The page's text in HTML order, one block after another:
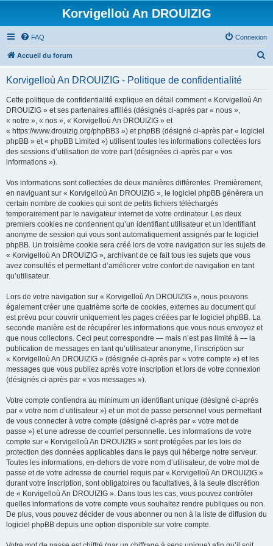
Korvigelloù An DROUIZIG
FAQ Connexion
Accueil du forum
Korvigelloù An DROUIZIG - Politique de confidentialité
Cette politique de confidentialité explique en détail comment « Korvigelloù An
DROUIZIG » et ses partenaires affiliés (désignés ci-après par « nous »,
« notre », « nos », « Korvigelloù An DROUIZIG » et
« https://www.drouizig.org/phpBB3 ») et phpBB (désigné ci-après par « logiciel
phpBB » et « phpBB Limited ») utilisent toutes les informations collectées lors
des sessions d’utilisation de votre part (désignées ci-après par « vos
informations »).
Vos informations sont collectées de deux manières différentes. Premièrement,
en naviguant sur « Korvigelloù An DROUIZIG », le logiciel phpBB génèrera un
certain nombre de cookies qui sont de petits fichiers téléchargés
temporairement par le navigateur internet de votre ordinateur. Les deux
premiers cookies ne contiennent qu’un identifiant utilisateur et un identifiant
anonyme de session qui vous sont automatiquement assignés par le logiciel
phpBB. Un troisième cookie sera créé lors de votre navigation sur les sujets de
« Korvigelloù An DROUIZIG », archivant de ce fait tous les sujets que vous
avez consultés et permettant d’améliorer votre confort de navigation en tant
qu’utilisateur.
Lors de votre navigation sur « Korvigelloù An DROUIZIG », nous pouvons
également créer une quatrième sorte de cookies, externes au document qui
est prévu pour couvrir uniquement les pages créées par le logiciel phpBB. La
seconde manière est de récupérer les informations que vous nous envoyez et
que nous collectons. Ceci peut correspondre — mais n’est pas limité à — la
publication de messages en tant qu’utilisateur anonyme, l’inscription sur
« Korvigelloù An DROUIZIG » (désignée ci-après par « votre compte ») et les
messages que vous publiez après votre inscription et lors de votre connexion
(désignés ci-après par « vos messages »).
Votre compte contiendra au minimum un identifiant unique (désigné ci-après
par « votre nom d’utilisateur ») et un mot de passe personnel vous permettant
de vous connecter à votre compte (désigné ci-après par « votre mot de
passe ») et une adresse de courriel personnelle. Les informations de votre
compte sur « Korvigelloù An DROUIZIG » sont protégées par les lois de
protection des données applicables dans le pays qui héberge notre serveur.
Toutes les informations, en-dehors de votre nom d’utilisateur, de votre mot de
passe et de votre adresse de courriel requis par « Korvigelloù An DROUIZIG »
durant votre inscription, sont obligatoires ou facultatives, à la seule discrétion
de « Korvigelloù An DROUIZIG ». Dans tous les cas, vous pouvez contrôler
quelles informations de votre compte vous souhaitez rendre publiques ou non.
De plus, vous pouvez décider de vous abonner ou non à la liste de diffusion du
logiciel phpBB depuis une option disponible sur votre compte.